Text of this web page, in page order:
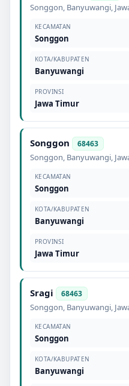
Songgon, Banyuwangi,
KECAMATAN
Songgon
KOTA/KABUPATEN
Banyuwangi
PROVINSI
Jawa Timur
Songgon 68463
Songgon, Banyuwangi,
KECAMATAN
Songgon
KOTA/KABUPATEN
Banyuwangi
PROVINSI
Jawa Timur
Sragi 68463
Songgon, Banyuwangi,
KECAMATAN
Songgon
KOTA/KABUPATEN
Banyuwangi